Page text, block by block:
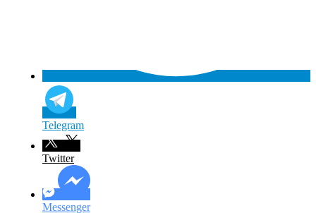
Telegram
Twitter
Messenger